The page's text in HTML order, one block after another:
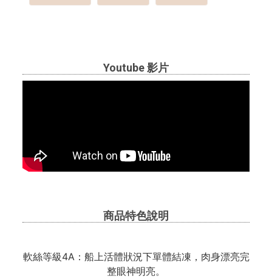
Youtube 影片
商品特色說明
軟絲等級4A：船上活體狀況下單體結凍，肉身漂亮完
整眼神明亮。